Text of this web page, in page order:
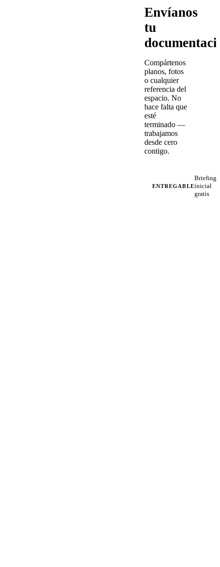
Envíanos
tu
Compártenos
planos, fotos
o cualquier
referencia del
espacio. No
hace falta que
esté
terminado —
trabajamos
desde cero
contigo.
ENTREGABLE
Briefing
inicial
gratis